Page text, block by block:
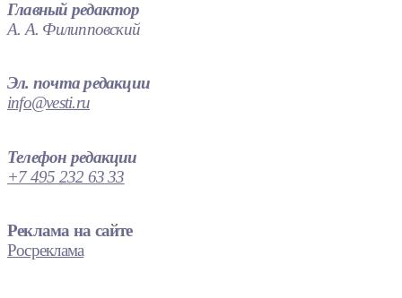
Главный редактор
А. А. Филипповский
Эл. почта редакции
info@vesti.ru
Телефон редакции
+7 495 232 63 33
Реклама на сайте
Росреклама